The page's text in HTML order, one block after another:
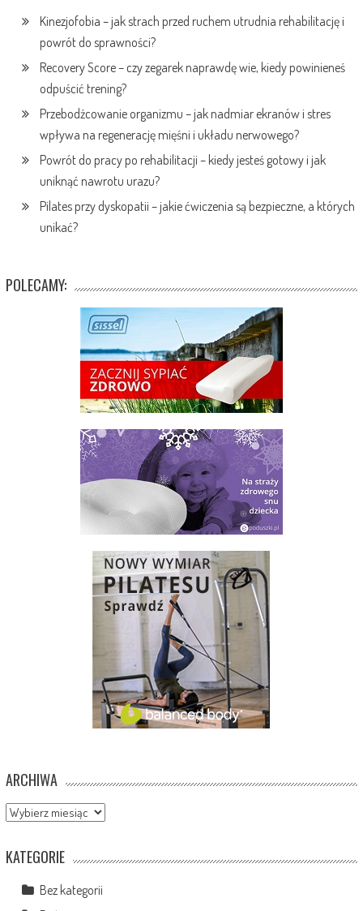
Kinezjofobia – jak strach przed ruchem utrudnia rehabilitację i
powrót do sprawności?
Recovery Score – czy zegarek naprawdę wie, kiedy powinieneś
odpuścić trening?
Przebodźcowanie organizmu – jak nadmiar ekranów i stres
wpływa na regenerację mięśni i układu nerwowego?
Powrót do pracy po rehabilitacji – kiedy jesteś gotowy i jak
uniknąć nawrotu urazu?
Pilates przy dyskopatii – jakie ćwiczenia są bezpieczne, a których
unikać?
POLECAMY:
ARCHIWA
Archiwa
KATEGORIE
Bez kategorii